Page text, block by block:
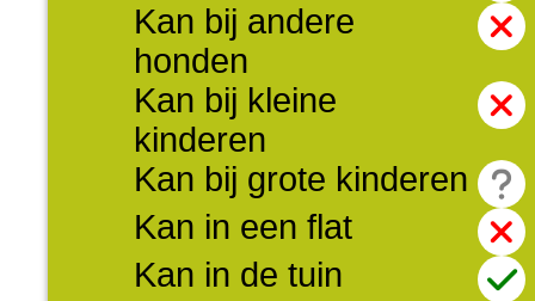
Kan bij andere
honden
Kan bij kleine
kinderen
Kan bij grote kinderen
Kan in een flat
Kan in de tuin